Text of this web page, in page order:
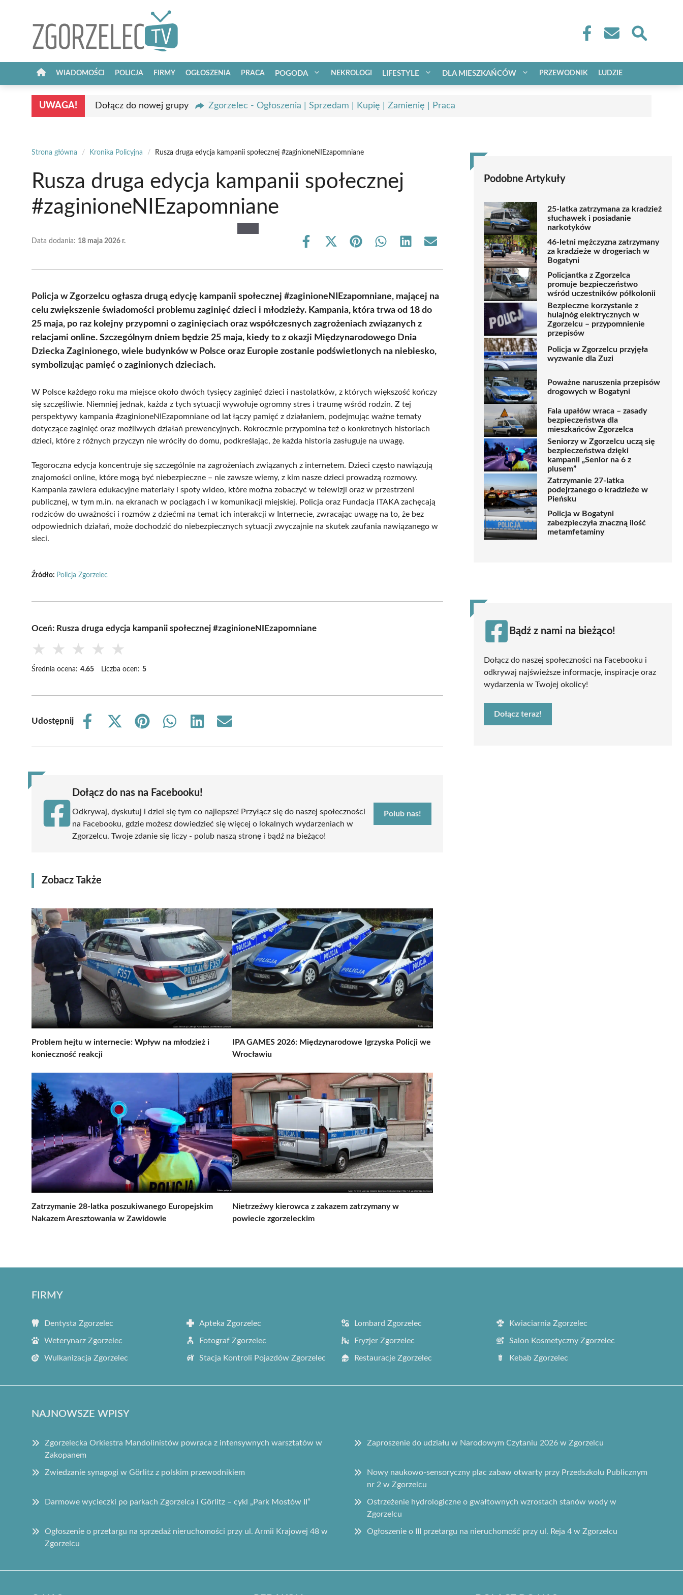
WIADOMOŚCI POLICJA FIRMY OGŁOSZENIA PRACA POGODA NEKROLOGI LIFESTYLE DLA MIESZKAŃCÓW PRZEWODNIK LUDZIE
UWAGA! Dołącz do nowej grupy Zgorzelec - Ogłoszenia | Sprzedam | Kupię | Zamienię | Praca
Strona główna / Kronika Policyjna / Rusza druga edycja kampanii społecznej #zaginioneNIEzapomniane
Rusza druga edycja kampanii społecznej
#zaginioneNIEzapomniane
Data dodania: 18 maja 2026 r.
Share
Share
(Twitter)
Share Share Share Share
Policja w Zgorzelcu ogłasza drugą edycję kampanii społecznej #zaginioneNIEzapomniane, mającej na
celu zwiększenie świadomości problemu zaginięć dzieci i młodzieży. Kampania, która trwa od 18 do
25 maja, po raz kolejny przypomni o zaginięciach oraz współczesnych zagrożeniach związanych z
relacjami online. Szczególnym dniem będzie 25 maja, kiedy to z okazji Międzynarodowego Dnia
Dziecka Zaginionego, wiele budynków w Polsce oraz Europie zostanie podświetlonych na niebiesko,
symbolizując pamięć o zaginionych dzieciach.
W Polsce każdego roku ma miejsce około dwóch tysięcy zaginięć dzieci i nastolatków, z których większość kończy
się szczęśliwie. Niemniej jednak, każda z tych sytuacji wywołuje ogromny stres i traumę wśród rodzin. Z tej
perspektywy kampania #zaginioneNIEzapomniane od lat łączy pamięć z działaniem, podejmując ważne tematy
dotyczące zaginięć oraz możliwych działań prewencyjnych. Rokrocznie przypomina też o konkretnych historiach
dzieci, które z różnych przyczyn nie wróciły do domu, podkreślając, że każda historia zasługuje na uwagę.
Tegoroczna edycja koncentruje się szczególnie na zagrożeniach związanych z internetem. Dzieci często nawiązują
znajomości online, które mogą być niebezpieczne – nie zawsze wiemy, z kim nasze dzieci prowadzą rozmowy.
Kampania zawiera edukacyjne materiały i spoty wideo, które można zobaczyć w telewizji oraz w przestrzeni
publicznej, w tym m.in. na ekranach w pociągach i w komunikacji miejskiej. Policja oraz Fundacja ITAKA zachęcają
rodziców do uważności i rozmów z dziećmi na temat ich interakcji w Internecie, zwracając uwagę na to, że bez
odpowiednich działań, może dochodzić do niebezpiecznych sytuacji zwyczajnie na skutek zaufania nawiązanego w
sieci.
Źródło: Policja Zgorzelec
Oceń: Rusza druga edycja kampanii społecznej #zaginioneNIEzapomniane
★ ★ ★ ★ ★
Średnia ocena: 4.65 Liczba ocen: 5
Udostępnij
Share
Share
(Twitter)
Share
Share
Share
Share
Dołącz do nas na Facebooku!
Odkrywaj, dyskutuj i dziel się tym co najlepsze! Przyłącz się do naszej społeczności
na Facebooku, gdzie możesz dowiedzieć się więcej o lokalnych wydarzeniach w
Zgorzelcu. Twoje zdanie się liczy - polub naszą stronę i bądź na bieżąco!
Polub nas!
Zobacz Także
Problem hejtu w internecie: Wpływ na młodzież i
konieczność reakcji
IPA GAMES 2026: Międzynarodowe Igrzyska Policji we
Wrocławiu
Zatrzymanie 28-latka poszukiwanego Europejskim
Nakazem Aresztowania w Zawidowie
Nietrzeźwy kierowca z zakazem zatrzymany w
powiecie zgorzeleckim
Podobne Artykuły
25-latka zatrzymana za kradzież
słuchawek i posiadanie
narkotyków
46-letni mężczyzna zatrzymany
za kradzieże w drogeriach w
Bogatyni
Policjantka z Zgorzelca
promuje bezpieczeństwo
wśród uczestników półkolonii
Bezpieczne korzystanie z
hulajnóg elektrycznych w
Zgorzelcu – przypomnienie
przepisów
Policja w Zgorzelcu przyjęła
wyzwanie dla Zuzi
Poważne naruszenia przepisów
drogowych w Bogatyni
Fala upałów wraca – zasady
bezpieczeństwa dla
mieszkańców Zgorzelca
Seniorzy w Zgorzelcu uczą się
bezpieczeństwa dzięki
kampanii „Senior na 6 z
plusem”
Zatrzymanie 27-latka
podejrzanego o kradzieże w
Pieńsku
Policja w Bogatyni
zabezpieczyła znaczną ilość
metamfetaminy
Bądź z nami na bieżąco!
Dołącz do naszej społeczności na Facebooku i
odkrywaj najświeższe informacje, inspiracje oraz
wydarzenia w Twojej okolicy!
Dołącz teraz!
FIRMY
Dentysta Zgorzelec Apteka Zgorzelec Lombard Zgorzelec Kwiaciarnia Zgorzelec
Weterynarz Zgorzelec Fotograf Zgorzelec Fryzjer Zgorzelec Salon Kosmetyczny Zgorzelec
Wulkanizacja Zgorzelec Stacja Kontroli Pojazdów Zgorzelec Restauracje Zgorzelec Kebab Zgorzelec
NAJNOWSZE WPISY
Zgorzelecka Orkiestra Mandolinistów powraca z intensywnych warsztatów w
Zakopanem
Zaproszenie do udziału w Narodowym Czytaniu 2026 w Zgorzelcu
Zwiedzanie synagogi w Görlitz z polskim przewodnikiem
Nowy naukowo-sensoryczny plac zabaw otwarty przy Przedszkolu Publicznym
nr 2 w Zgorzelcu
Darmowe wycieczki po parkach Zgorzelca i Görlitz – cykl „Park Mostów II”
Ostrzeżenie hydrologiczne o gwałtownych wzrostach stanów wody w
Zgorzelcu
Ogłoszenie o przetargu na sprzedaż nieruchomości przy ul. Armii Krajowej 48 w
Zgorzelcu
Ogłoszenie o III przetargu na nieruchomość przy ul. Reja 4 w Zgorzelcu